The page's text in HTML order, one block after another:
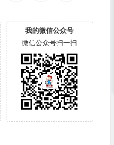
我的微信公众号
微信公众号扫一扫